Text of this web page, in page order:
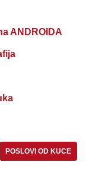
ANDROIDA
POSLOVI OD KUCE